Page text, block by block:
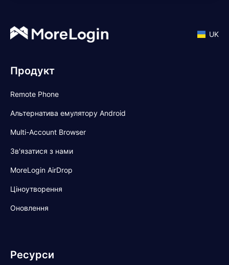
UK
Продукт
Remote Phone
Альтернатива емулятору Android
Multi-Account Browser
Зв'язатися з нами
MoreLogin AirDrop
Ціноутворення
Оновлення
Ресурси